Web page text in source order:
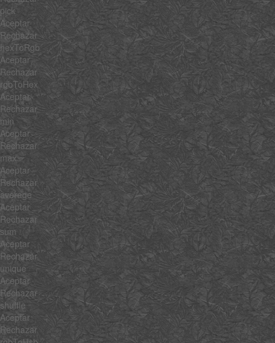
pick
Aceptar
Rechazar
hexToRgb
Aceptar
Rechazar
rgbToHex
Aceptar
Rechazar
min
Aceptar
Rechazar
max
Aceptar
Rechazar
average
Aceptar
Rechazar
sum
Aceptar
Rechazar
unique
Aceptar
Rechazar
shuffle
Aceptar
Rechazar